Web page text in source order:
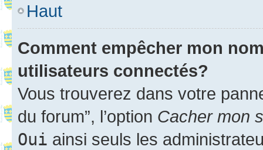
Haut
Comment empêcher mon
utilisateurs connectés?
Vous trouverez dans votre
du forum”, l’option Cacher mon
Oui ainsi seuls les